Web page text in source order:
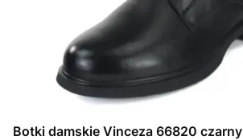
Botki damskie Vinceza 66820 czarny